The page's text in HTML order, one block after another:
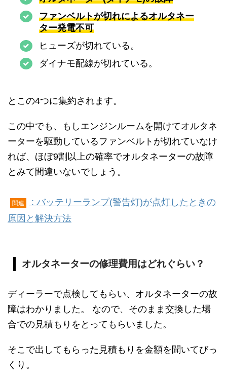
ファンベルトが切れによるオルタネー
ター発電不可
ヒューズが切れている。
ダイナモ配線が切れている。
とこの4つに集約されます。
この中でも、もしエンジンルームを開けてオルタネ
ーターを駆動しているファンベルトが切れていなけ
れば、ほぼ9割以上の確率でオルタネーターの故障
とみて間違いないでしょう。
関連
: バッテリーランプ(警告灯)が点灯したときの
原因と解決方法
オルタネーターの修理費用はどれぐらい？
ディーラーで点検してもらい、オルタネーターの故
障はわかりました。 なので、そのまま交換した場
合での見積もりをとってもらいました。
そこで出してもらった見積もりを金額を聞いてびっ
くり。